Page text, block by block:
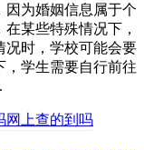
因为婚姻信息属于个
某些特殊情况下，
况时，学校可能会要
，学生需要自行前往